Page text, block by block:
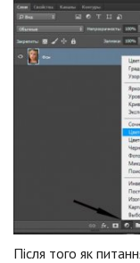
Після того як